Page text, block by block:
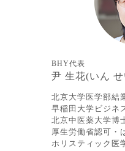
BHY代表
尹 生花(いん
北京大学医学部結
早稲田大学ビジネ
北京中医薬大学博
厚生労働省認可・
ホリスティック医